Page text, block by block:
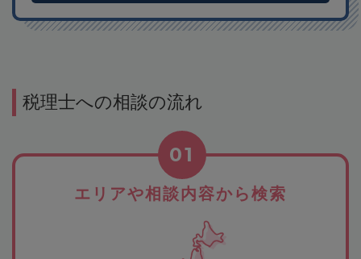
税理士への相談の流れ
エリアや相談内容から検索
01